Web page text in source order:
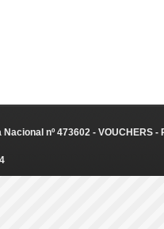
nº 473602 - VOUCHERS